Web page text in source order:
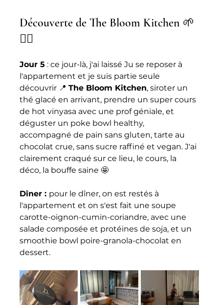
Découverte de The Bloom Kitchen 🌱
🧘‍♀️
Jour 5 : ce jour-là, j'ai laissé Ju se reposer à
l'appartement et je suis partie seule
découvrir 📍 The Bloom Kitchen, siroter un
thé glacé en arrivant, prendre un super cours
de hot vinyasa avec une prof géniale, et
déguster un poke bowl healthy,
accompagné de pain sans gluten, tarte au
chocolat crue, sans sucre raffiné et vegan. J'ai
clairement craqué sur ce lieu, le cours, la
déco, la bouffe saine 🤩
Dîner : pour le dîner, on est restés à
l'appartement et on s'est fait une soupe
carotte-oignon-cumin-coriandre, avec une
salade composée et protéines de soja, et un
smoothie bowl poire-granola-chocolat en
dessert.